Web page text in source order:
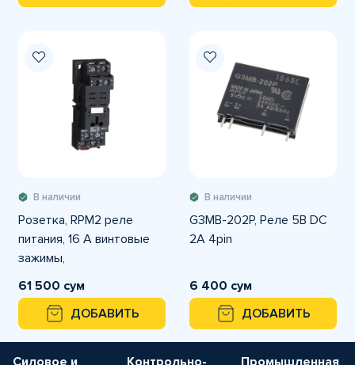
В наличии
Розетка, RPM2 реле
питания, 16 A винтовые
зажимы,
комбинированные
контакты
61 500 сум
ДОБАВИТЬ
В наличии
G3MB-202P, Реле 5В DC
2A 4pin
6 400 сум
ДОБАВИТЬ
Силовое и Контрольно- Промышленная